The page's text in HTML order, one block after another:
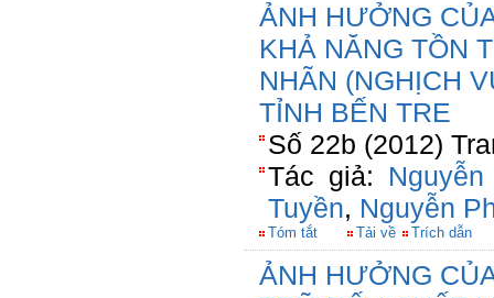
ẢNH HƯỞNG
KHẢ NĂNG TỒN
NHÃN (NGHỊCH
TỈNH BẾN TRE
Số 22b (2012)
Tác giả:
Tuyền, Nguyễn
Tóm tắt Tải về Trích dẫn
ẢNH HƯỞNG